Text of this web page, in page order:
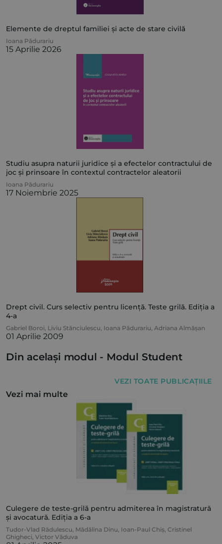
Elemente de dreptul familiei și acte de stare civilă
Ioana Pădurariu
15 Aprilie 2026
Studiu asupra naturii juridice și a efectelor contractului de
joc și prinsoare în contextul contractelor aleatorii
Ioana Pădurariu
17 Noiembrie 2025
Drept civil. Curs selectiv pentru licență. Teste grilă. Ediția a
4-a
Gabriel Boroi, Liviu Stănciulescu, Ioana Pădurariu, Adriana Almășan
01 Aprilie 2009
Din același modul - Modul Student
VEZI TOATE PUBLICAȚIILE
Vezi mai multe
Culegere de teste-grilă pentru admiterea în magistratură
și avocatură. Ediția a 6-a
Tudor-Vlad Rădulescu, Mădălina Dinu, Ioan-Paul Chiș, Cristinel
Ghigheci, Victor Văduva